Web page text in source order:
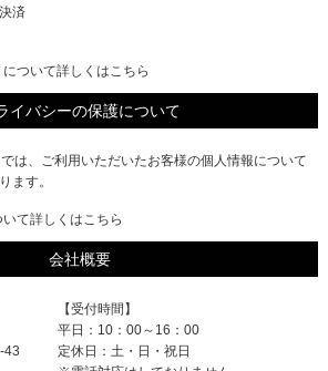
済
ついて詳しくはこちら
イバシーの保護について
は、ご利用いただいたお客様の個人情報について
ます。
て詳しくはこちら
会社概要
43
【受付時間】
平日：10：00～16：00
定休日：土・日・祝日